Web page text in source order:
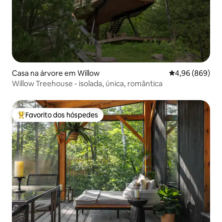
Casa na árvore em Willow Classificação
4,96 (869)
Willow Treehouse - isolada, única, romântica
Favoritos dos hóspedes mais apreciados
Favorito dos hóspedes